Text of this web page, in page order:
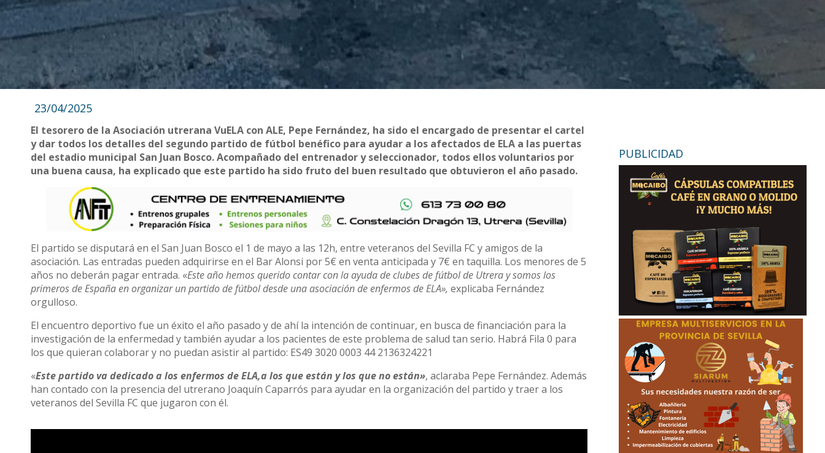
23/04/2025
El tesorero de la Asociación utrerana VuELA con ALE, Pepe Fernández, ha sido el encargado de presentar el cartel
y dar todos los detalles del segundo partido de fútbol benéfico para ayudar a los afectados de ELA a las puertas
del estadio municipal San Juan Bosco. Acompañado del entrenador y seleccionador, todos ellos voluntarios por
una buena causa, ha explicado que este partido ha sido fruto del buen resultado que obtuvieron el año pasado.
El partido se disputará en el San Juan Bosco el 1 de mayo a las 12h, entre veteranos del Sevilla FC y amigos de la
asociación. Las entradas pueden adquirirse en el Bar Alonsi por 5€ en venta anticipada y 7€ en taquilla. Los menores de 5
años no deberán pagar entrada. «Este año hemos querido contar con la ayuda de clubes de fútbol de Utrera y somos los
primeros de España en organizar un partido de fútbol desde una asociación de enfermos de ELA»,explicaba Fernández
orgulloso.
El encuentro deportivo fue un éxito el año pasado y de ahí la intención de continuar, en busca de financiación para la
investigación de la enfermedad y también ayudar a los pacientes de este problema de salud tan serio. Habrá Fila 0 para
los que quieran colaborar y no puedan asistir al partido: ES49 3020 0003 44 2136324221
«Este partido va dedicado a los enfermos de ELA,a los que están y los que no están», aclaraba Pepe Fernández. Además
han contado con la presencia del utrerano Joaquín Caparrós para ayudar en la organización del partido y traer a los
veteranos del Sevilla FC que jugaron con él.
PUBLICIDAD